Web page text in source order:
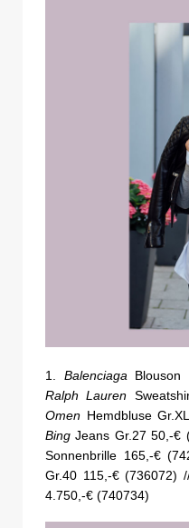
1. Balenciaga Blouson
Ralph Lauren
Omen Hemdbluse
Bing Jeans Gr.27 50,-€
Sonnenbrille 165,-€
Gr.40 115,-€ (736072)
4.750,-€ (740734)